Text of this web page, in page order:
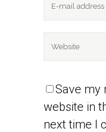
Save my
website in
next time I